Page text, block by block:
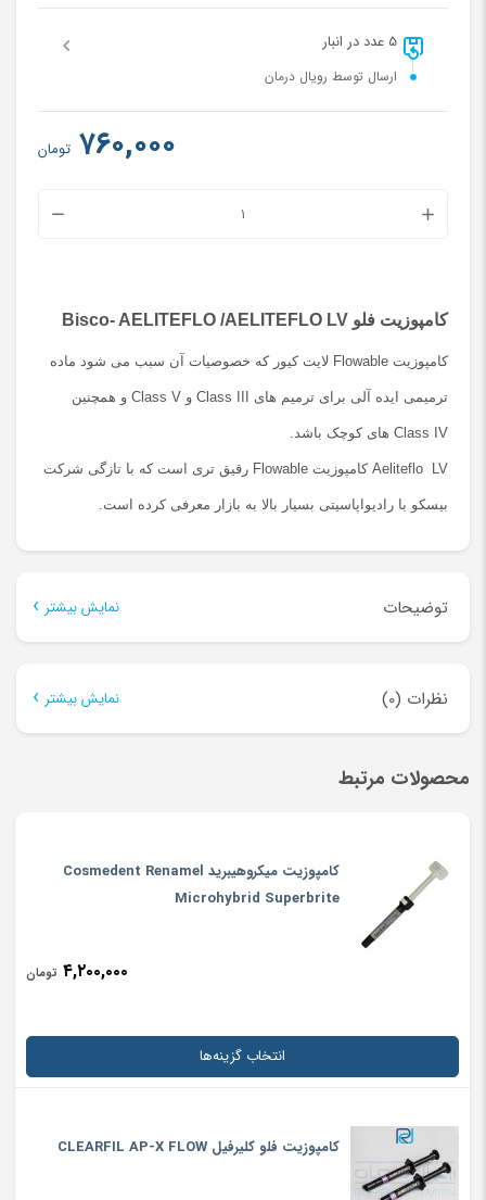
5 عدد در انبار
ارسال توسط رویال درمان
۷۶۰,۰۰۰ تومان
کامپوزیت فلو Bisco- AELITEFLO /AELITEFLO LV
کامپوزیت Flowable لایت کیور که خصوصیات آن سبب می شود ماده
ترمیمی ایده آلی برای ترمیم های Class III و Class V و همچنین
Class IV های کوچک باشد.
Aeliteflo LV کامپوزیت Flowable رقیق تری است که با تازگی شرکت
بیسکو با رادیواپاسیتی بسیار بالا به بازار معرفی کرده است.
توضیحات نمایش بیشتر
مشخصات:
پلیمرایزیشن:
Light-Cure
فلو (Flo)
نظرات (0) نمایش بیشتر
اولین کسی باشید که دیدگاهی می نویسد “کامپوزیت فلو
نشانی ایمیل شما منتشر نخواهد شد.
بخش‌های موردنیاز علامت‌گذاری
شده‌اند*
*
محصولات مرتبط
کامپوزیت میکروهیبرید Cosmedent Renamel
Microhybrid Superbrite
۴,۲۰۰,۰۰۰ تومان
انتخاب گزینه‌ها
کامپوزیت فلو کلیرفیل CLEARFIL AP-X FLOW